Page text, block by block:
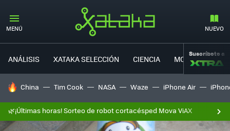
MENÚ NUEVO
ANÁLISIS XATAKA SELECCIÓN CIENCIA MOVILIDAD
Suscríbete a
HOY SE HABLA DE
China Tim Cook NASA Waze iPhone Air
🌿¡Últimas horas! Sorteo de robot cortacésped Mova ViAX